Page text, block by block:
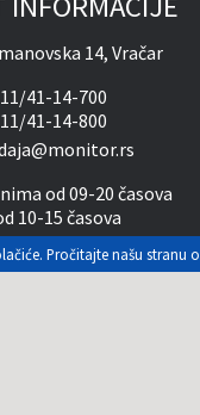
14, Vračar
41-14-700
41-14-800
od 09-20 časova
10-15 časova
Pročitajte našu stranu o